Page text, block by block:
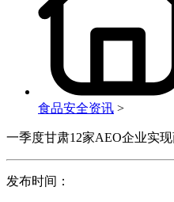
食品安全资讯 >
一季度甘肃12家AEO企业实
发布时间：